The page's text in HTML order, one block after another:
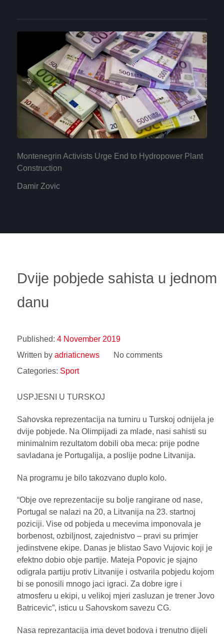
Montenegrin Activists Urge End to Hydropower Plant
Construction
Damir Zovic
Dvije pobjede sahista u jednom
danu
Published: 4 November 2019
Written by adriaticnews
No comments
Categories: Sport
USPJESNI U TURSKOJ
Sahovska reprezentacija na turniru u Turskoj odnijela je
dvije pobjede. Na Olimpijadi za mlade, nasi sahisti su
minimalnim rezultatom dobili oba meca: prije podne
savladana je Portugalija, a poslije podne Litvanija.
Na programu je bilo takozvano duplo kolo.
“Obje ove reprezentacije su bolje rangirane od nase,
Portugal se nalazi na 20, a Litvanija na 23. startnoj
poziciji. Vise od pobjeda u mecevima imponovala je
borbenost, ozbiljnost, zajednistvo – pravi su primjer
jedinstvene ekipe. Danas je blistao Savo Vujovic koji je
efektno dobio obje partije. Mateja Popovic je sjajno
odigrala partiju protiv Litvanije i ostvarila pobjedu kojom
bi se ponosili mnogo jaci igraci. Za dobre igre i
atmosferu u ekipi, u velikoj mjeri zasluzan je trener Jovo
Batricevic”, isticu u Sahovskom savezu CG.
Nasa reprezantacija ima devet bodova i trenutno dijeli